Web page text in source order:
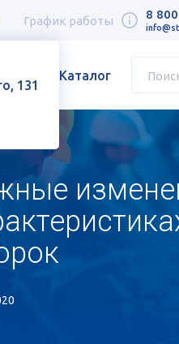
131
График работы 8
Каталог